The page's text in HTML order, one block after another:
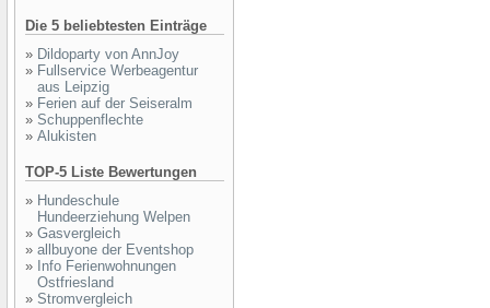
Die 5 beliebtesten Einträge
» Dildoparty von AnnJoy
» Fullservice Werbeagentur
aus Leipzig
» Ferien auf der Seiseralm
» Schuppenflechte
» Alukisten
TOP-5 Liste Bewertungen
» Hundeschule
Hundeerziehung Welpen
» Gasvergleich
» allbuyone der Eventshop
» Info Ferienwohnungen
Ostfriesland
» Stromvergleich